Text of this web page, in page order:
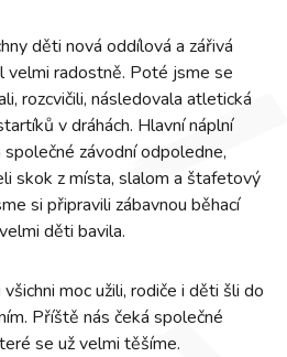
děti nová oddílová a zářivá
velmi radostně. Poté jsme se
rozcvičili, následovala atletická
v dráhách. Hlavní náplní
závodní odpoledne,
skok z místa, slalom a štafetový
si připravili zábavnou běhací
děti bavila.
moc užili, rodiče i děti šli do
Příště nás čeká společné
se už velmi těšíme.